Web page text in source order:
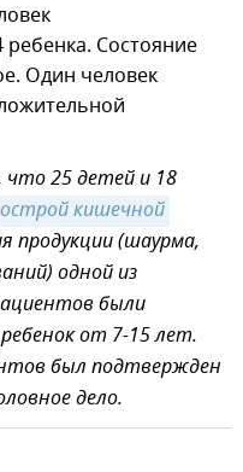
ребенка. Состояние
Один человек
что 25 детей и 18
острой кишечной
продукции (шаурма,
одной из
были
от 7-15 лет.
был подтвержден
дело.